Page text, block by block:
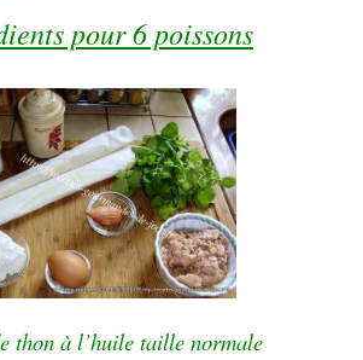
pour 6 poissons
thon à l’huile taille normale